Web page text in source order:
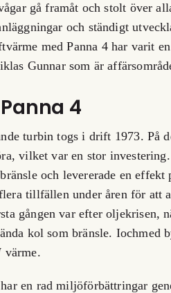
gå framåt och stolt över
och ständigt
med Panna 4 har varit
Gunnar som är
4
turbin togs i drift 1973. På
vilket var en stor
och levererade en
tillfällen under åren för att
gången var efter oljekrisen,
kol som bränsle. Iochmed
värme.
en rad miljöförbättringar